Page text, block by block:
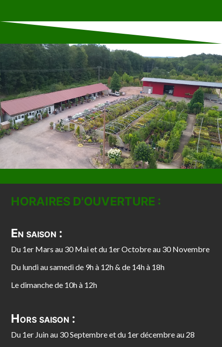
HORAIRES D'OUVERTURE :
En saison :
Du 1er Mars au 30 Mai et du 1er Octobre au 30 Novembre
Du lundi au samedi de 9h à 12h & de 14h à 18h
Le dimanche de 10h à 12h
Hors saison :
Du 1er Juin au 30 Septembre et du 1er décembre au 28